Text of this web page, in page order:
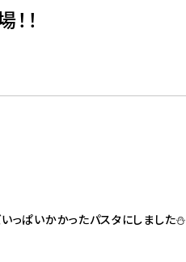
！
っぱいかかったパスタにしました⛄